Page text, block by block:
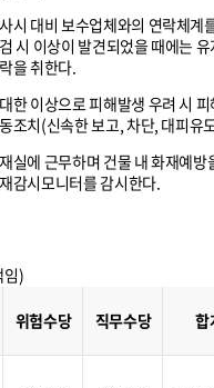
시 대비 보수업체와의 연락체계
시 이상이 발견되었을 때에는
을 취한다.
한 이상으로 피해발생 우려 시
조치(신속한 보고, 차단, 대피유
실에 근무하며 건물 내 화재예방
감시모니터를 감시한다.
임)
위험수당 직무수당 합